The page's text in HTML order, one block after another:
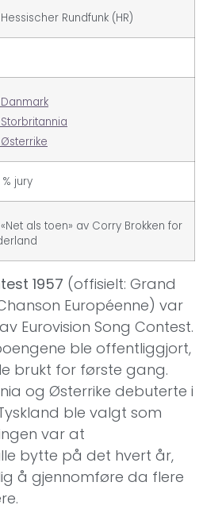
Hessischer Rundfunk (HR)
Danmark
Storbritannia
Østerrike
jury
«Net als toen» av Corry Brokken for
1957 (offisielt: Grand
Européenne) var
Eurovision Song Contest.
ble offentliggjort,
brukt for første gang.
og Østerrike debuterte i
ble valgt som
var at
bytte på det hvert år,
å gjennomføre da flere